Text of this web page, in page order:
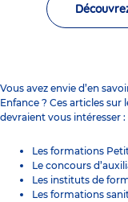
Vous avez envie d’en
Enfance ? Ces articles
devraient vous intéresser :
Les formations
Le concours
Les instituts de
Les formations